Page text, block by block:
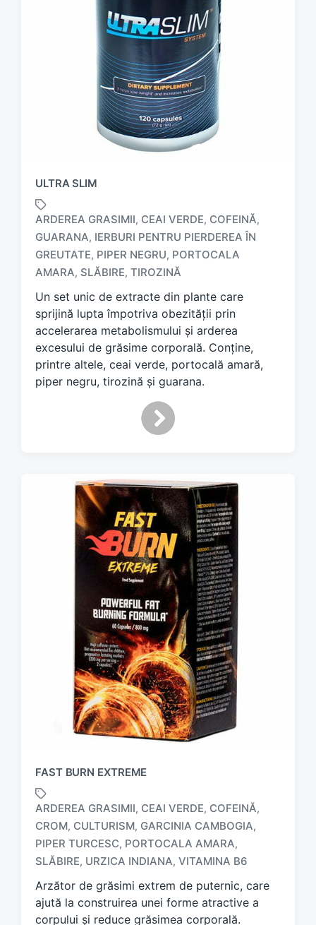
ULTRA SLIM
a
g
g
d
w
i
t
h
ARDEREA GRASIMII, CEAI VERDE, COFEINĂ,
GUARANA, IERBURI PENTRU PIERDEREA ÎN
GREUTATE, PIPER NEGRU, PORTOCALA
AMARA, SLĂBIRE, TIROZINĂ
Un set unic de extracte din plante care
sprijină lupta împotriva obezității prin
accelerarea metabolismului și arderea
excesului de grăsime corporală. Conține,
printre altele, ceai verde, portocală amară,
piper negru, tirozină și guarana.
FAST BURN EXTREME
a
g
g
d
ARDEREA GRASIMII, CEAI VERDE, COFEINĂ,
CROM, CULTURISM, GARCINIA CAMBOGIA,
PIPER TURCESC, PORTOCALA AMARA,
SLĂBIRE, URZICA INDIANA, VITAMINA B6
Arzător de grăsimi extrem de puternic, care
ajută la construirea unei forme atractive a
corpului și reduce grăsimea corporală.